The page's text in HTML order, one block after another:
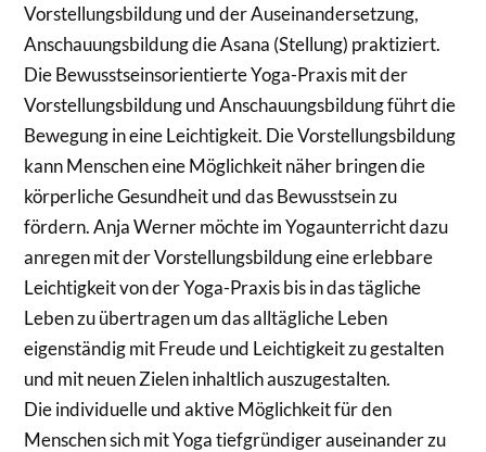
Vorstellungsbildung und der Auseinandersetzung,
Anschauungsbildung die Asana (Stellung) praktiziert.
Die Bewusstseinsorientierte Yoga-Praxis mit der
Vorstellungsbildung und Anschauungsbildung führt die
Bewegung in eine Leichtigkeit. Die Vorstellungsbildung
kann Menschen eine Möglichkeit näher bringen die
körperliche Gesundheit und das Bewusstsein zu
fördern. Anja Werner möchte im Yogaunterricht dazu
anregen mit der Vorstellungsbildung eine erlebbare
Leichtigkeit von der Yoga-Praxis bis in das tägliche
Leben zu übertragen um das alltägliche Leben
eigenständig mit Freude und Leichtigkeit zu gestalten
und mit neuen Zielen inhaltlich auszugestalten.
Die individuelle und aktive Möglichkeit für den
Menschen sich mit Yoga tiefgründiger auseinander zu